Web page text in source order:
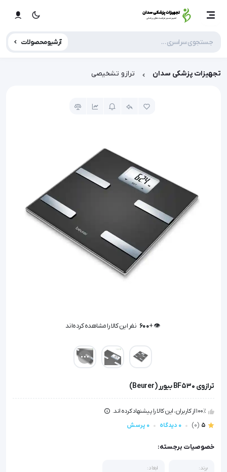
آرشیو محصولات
تجهیزات پزشکی سدان ترازو تشخیصی
👁️ +
600 نفر این کالا را مشاهده کرده‌اند
ترازوی BF530 بیورر (Beurer)
100٪ از کاربران، این کالا را پیشنهاد کرده اند.
5
(0) 0 دیدگاه 0 پرسش
خصوصیات برجسته:
برند: ابعاد: